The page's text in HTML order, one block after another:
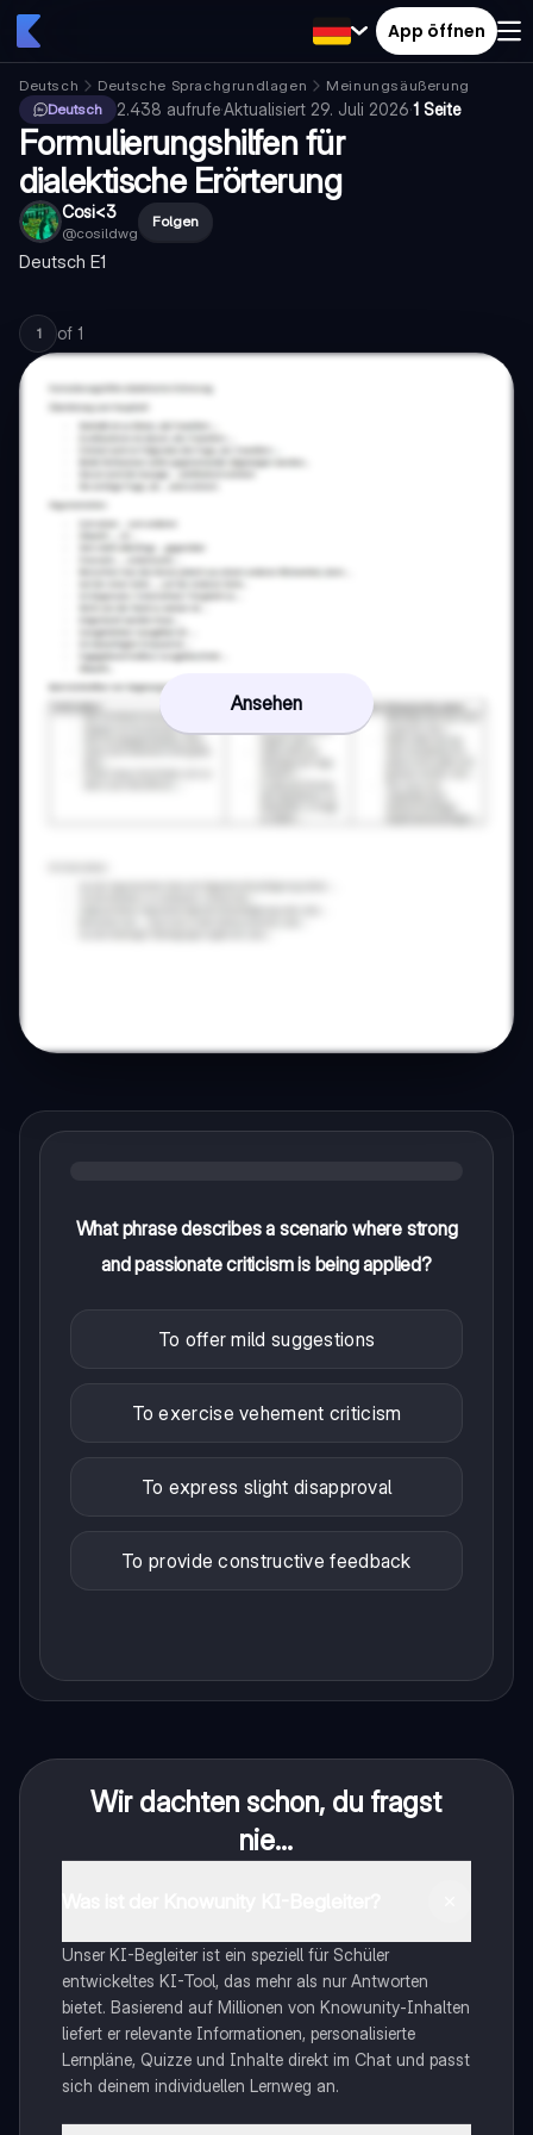
App öffnen
Deutsch Deutsche Sprachgrundlagen
Meinungsäußerung
Deutsch
2.438 aufrufe·Aktualisiert 29. Juli 2026·1 Seite
Formulierungshilfen für
dialektische Erörterung
Cosi<3
@cosildwg
Folgen
Deutsch E1
1 of 1
Ansehen
What phrase describes a scenario where strong
and passionate criticism is being applied?
To offer mild suggestions
To exercise vehement criticism
To express slight disapproval
To provide constructive feedback
Wir dachten schon, du fragst
nie...
Unser KI-Begleiter ist ein speziell für Schüler
entwickeltes KI-Tool, das mehr als nur Antworten
bietet. Basierend auf Millionen von Knowunity-Inhalten
liefert er relevante Informationen, personalisierte
Lernpläne, Quizze und Inhalte direkt im Chat und passt
sich deinem individuellen Lernweg an.